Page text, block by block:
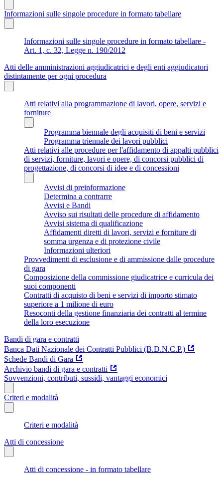
Informazioni sulle singole procedure in formato tabellare
Informazioni sulle singole procedure in formato tabellare -
Art. 1, c. 32, Legge n. 190/2012
Atti delle amministrazioni aggiudicatrici e degli enti aggiudicatori
distintamente per ogni procedura
Atti relativi alla programmazione di lavori, opere, servizi e
forniture
Programma biennale degli acquisiti di beni e servizi
Programma triennale dei lavori pubblici
Atti relativi alle procedure per l'affidamento di appalti pubblici
di servizi, forniture, lavori e opere, di concorsi pubblici di
progettazione, di concorsi di idee e di concessioni
Avvisi di preinformazione
Determina a contrarre
Avvisi e Bandi
Avviso sui risultati delle procedure di affidamento
Avvisi sistema di qualificazione
Affidamenti diretti di lavori, servizi e forniture di
somma urgenza e di protezione civile
Informazioni ulteriori
Provvedimenti di esclusione e di ammissione dalle procedure
di gara
Composizione della commissione giudicatrice e curricula dei
suoi componenti
Contratti di acquisto di beni e servizi di importo stimato
superiore a 1 milione di euro
Resoconti della gestione finanziaria dei contratti al termine
della loro esecuzione
Bandi di gara e contratti
Banca Dati Nazionale dei Contratti Pubblici (B.D.N.C.P.)
Schede Bandi di Gara
Archivio bandi di gara e contratti
Sovvenzioni, contributi, sussidi, vantaggi economici
Criteri e modalità
Criteri e modalità
Atti di concessione
Atti di concessione - in formato tabellare